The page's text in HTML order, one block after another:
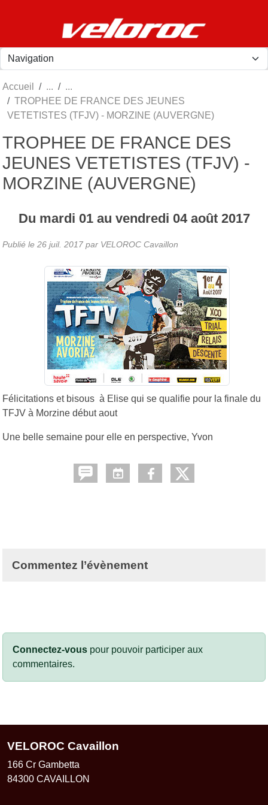
Accueil
TROPHEE DE FRANCE DES JEUNES
VETETISTES (TFJV) - MORZINE (AUVERGNE)
TROPHEE DE FRANCE DES
JEUNES VETETISTES (TFJV) -
MORZINE (AUVERGNE)
Du mardi 01au vendredi 04 août 2017
Publié le 26 juil. 2017 par VELOROC Cavaillon
Félicitations et bisous à Elise qui se qualifie pour la finale du
TFJV à Morzine début aout
Une belle semaine pour elle en perspective, Yvon
Commentez l’évènement
Connectez-vous pour pouvoir participer aux
commentaires.
VELOROC Cavaillon
166 Cr Gambetta
84300 CAVAILLON